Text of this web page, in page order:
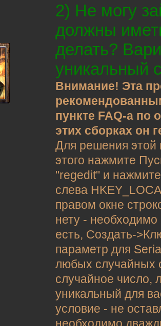
2) Не могу
должны
делать?
уникальный
Внимание! Эта
пункте FAQ-а
этих сборках он
Для решения этой
этого нажмите
"regedit" и
слева
правом окне
нету - необходимо
есть, Создать-
параметр для
любых случайных
случайное число,
уникальный для
условие - не